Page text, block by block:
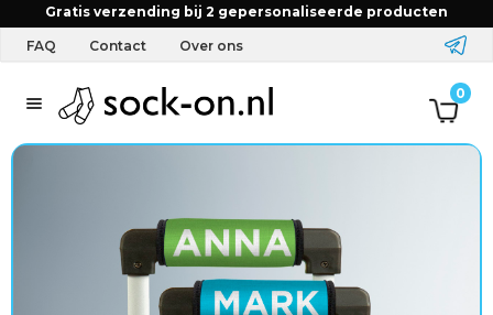
Gratis verzending bij 2 gepersonaliseerde producten
FAQ Contact Over ons
0
T
e